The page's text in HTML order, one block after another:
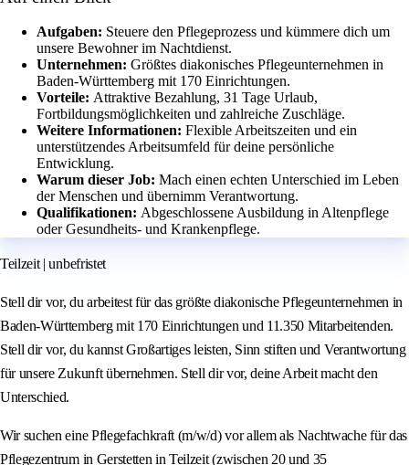
Aufgaben: Steuere den Pflegeprozess und kümmere dich um
unsere Bewohner im Nachtdienst.
Unternehmen: Größtes diakonisches Pflegeunternehmen in
Baden-Württemberg mit 170 Einrichtungen.
Vorteile: Attraktive Bezahlung, 31 Tage Urlaub,
Fortbildungsmöglichkeiten und zahlreiche Zuschläge.
Weitere Informationen: Flexible Arbeitszeiten und ein
unterstützendes Arbeitsumfeld für deine persönliche
Entwicklung.
Warum dieser Job: Mach einen echten Unterschied im Leben
der Menschen und übernimm Verantwortung.
Qualifikationen: Abgeschlossene Ausbildung in Altenpflege
oder Gesundheits- und Krankenpflege.
Teilzeit | unbefristet
Stell dir vor, du arbeitest für das größte diakonische Pflegeunternehmen in
Baden-Württemberg mit 170 Einrichtungen und 11.350 Mitarbeitenden.
Stell dir vor, du kannst Großartiges leisten, Sinn stiften und Verantwortung
für unsere Zukunft übernehmen. Stell dir vor, deine Arbeit macht den
Unterschied.
Wir suchen eine Pflegefachkraft (m/w/d) vor allem als Nachtwache für das
Pflegezentrum in Gerstetten in Teilzeit (zwischen 20 und 35